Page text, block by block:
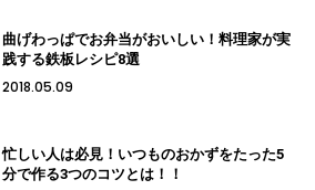
曲げわっぱでお弁当がおいしい！料理家が実
践する鉄板レシピ8選
2018.05.09
忙しい人は必見！いつものおかずをたった5
分で作る3つのコツとは！！